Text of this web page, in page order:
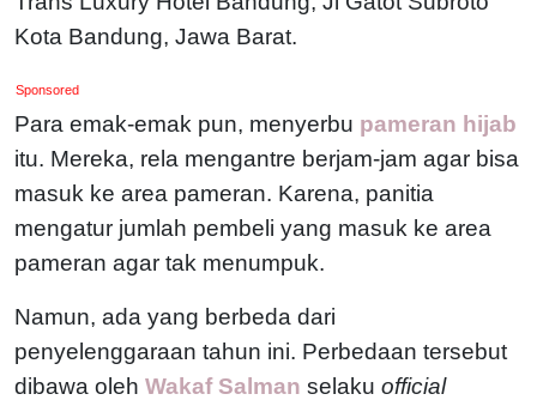
Kota Bandung, Jawa Barat.
Sponsored
Para emak-emak pun, menyerbu pameran hijab
itu. Mereka, rela mengantre berjam-jam agar bisa
masuk ke area pameran. Karena, panitia
mengatur jumlah pembeli yang masuk ke area
pameran agar tak menumpuk.
Namun, ada yang berbeda dari
penyelenggaraan tahun ini. Perbedaan tersebut
dibawa oleh Wakaf Salman selaku official